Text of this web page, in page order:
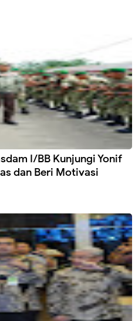
I/BB Kunjungi Yonif
dan Beri Motivasi